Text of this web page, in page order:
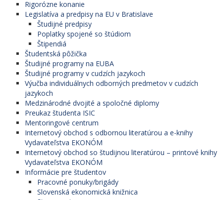
Rigorózne konanie
Legislatíva a predpisy na EU v Bratislave
Študijné predpisy
Poplatky spojené so štúdiom
Štipendiá
Študentská pôžička
Študijné programy na EUBA
Študijné programy v cudzích jazykoch
Výučba individuálnych odborných predmetov v cudzích
jazykoch
Medzinárodné dvojité a spoločné diplomy
Preukaz študenta ISIC
Mentoringové centrum
Internetový obchod s odbornou literatúrou a e-knihy
Vydavateľstva EKONÓM
Internetový obchod so študijnou literatúrou – printové knihy
Vydavateľstva EKONÓM
Informácie pre študentov
Pracovné ponuky/brigády
Slovenská ekonomická knižnica